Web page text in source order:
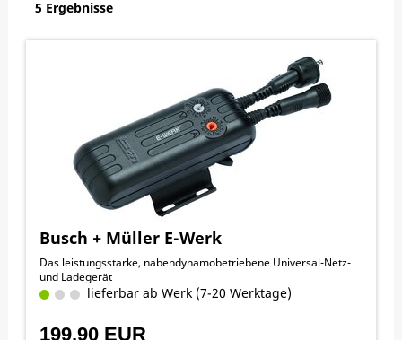
5 Ergebnisse
Busch + Müller E-Werk
Das leistungsstarke, nabendynamobetriebene Universal-Netz-
und Ladegerät
lieferbar ab Werk (7-20 Werktage)
199,90 EUR